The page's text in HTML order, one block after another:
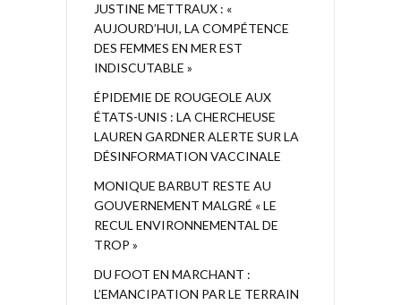
JUSTINE METTRAUX : «
AUJOURD’HUI, LA COMPÉTENCE
DES FEMMES EN MER EST
INDISCUTABLE »
ÉPIDEMIE DE ROUGEOLE AUX
ÉTATS-UNIS : LA CHERCHEUSE
LAUREN GARDNER ALERTE SUR LA
DÉSINFORMATION VACCINALE
MONIQUE BARBUT RESTE AU
GOUVERNEMENT MALGRÉ « LE
RECUL ENVIRONNEMENTAL DE
TROP »
DU FOOT EN MARCHANT :
L’EMANCIPATION PAR LE TERRAIN